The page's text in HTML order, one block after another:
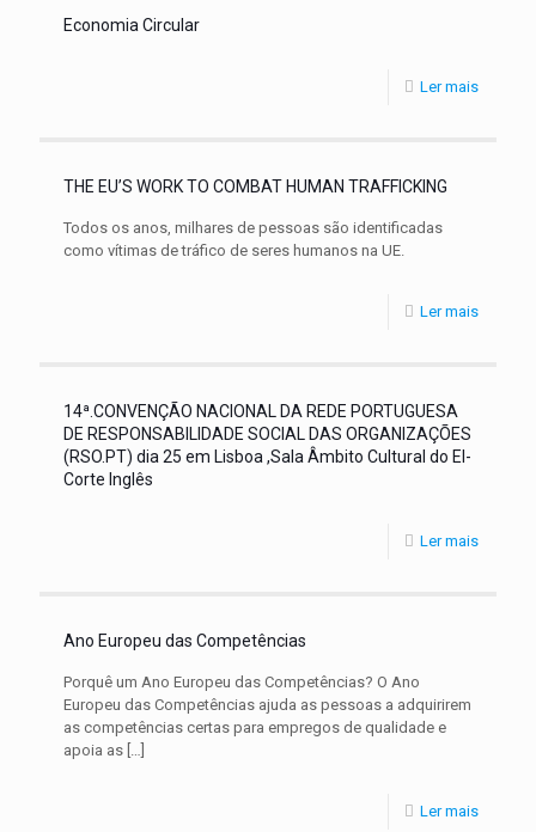
Economia Circular
Ler mais
THE EU’S WORK TO COMBAT HUMAN TRAFFICKING
Todos os anos, milhares de pessoas são identificadas
como vítimas de tráfico de seres humanos na UE.
Ler mais
14ª.CONVENÇÃO NACIONAL DA REDE PORTUGUESA
DE RESPONSABILIDADE SOCIAL DAS ORGANIZAÇÕES
(RSO.PT) dia 25 em Lisboa ,Sala Âmbito Cultural do El-
Corte Inglês
Ler mais
Ano Europeu das Competências
Porquê um Ano Europeu das Competências? O Ano
Europeu das Competências ajuda as pessoas a adquirirem
as competências certas para empregos de qualidade e
apoia as […]
Ler mais